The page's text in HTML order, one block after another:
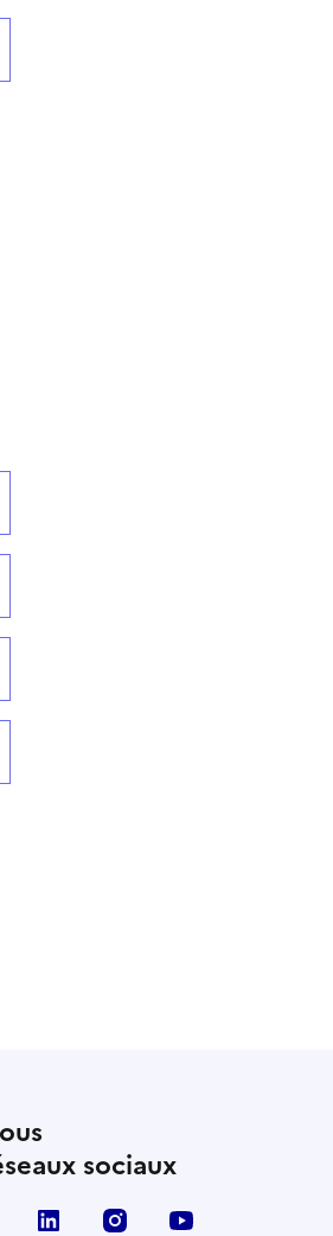
sociaux
TikTok LinkedIn Instagram